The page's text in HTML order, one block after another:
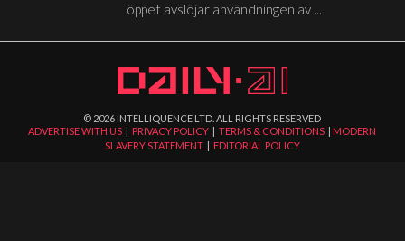
öppet avslöjar användningen av ...
© 2026 INTELLIQUENCE LTD. ALL RIGHTS RESERVED
ADVERTISE WITH US | PRIVACY POLICY |TERMS & CONDITIONS | MODERN
SLAVERY STATEMENT| EDITORIAL POLICY